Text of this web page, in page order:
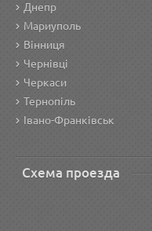
Днепр
Мариуполь
Вінниця
Чернівці
Черкаси
Тернопіль
Івано-Франківськ
Схема проезда